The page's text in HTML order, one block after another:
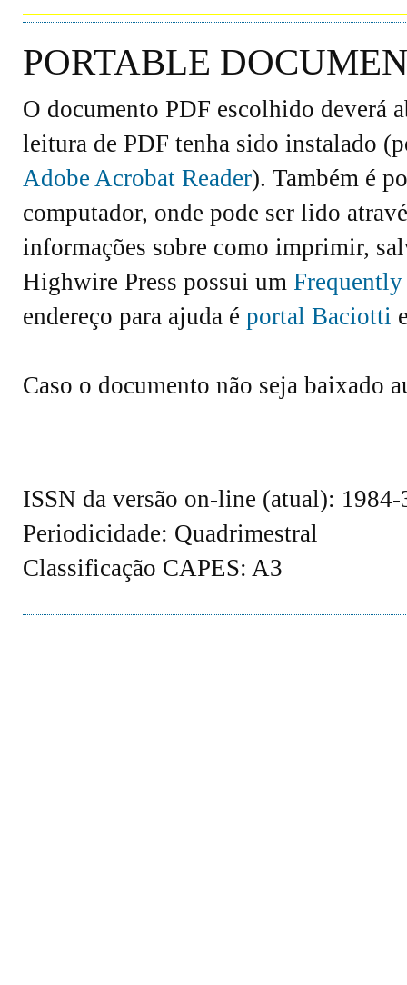
PORTABLE
O documento PDF escolhido deverá
leitura de PDF tenha sido instalado
Adobe Acrobat Reader). Também é
computador, onde pode ser lido
informações sobre como imprimir,
Highwire Press possui um
endereço para ajuda é portal Baciotti
Caso o documento não seja baixado
ISSN da versão on-line (atual): 1984-
Periodicidade: Quadrimestral
Classificação CAPES: A3